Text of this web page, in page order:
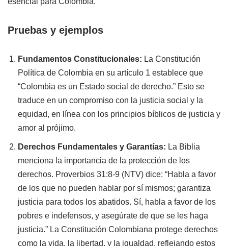
Pruebas y ejemplos
Fundamentos Constitucionales: La Constitución
Política de Colombia en su artículo 1 establece que
“Colombia es un Estado social de derecho.” Esto se
traduce en un compromiso con la justicia social y la
equidad, en línea con los principios bíblicos de justicia y
amor al prójimo.
Derechos Fundamentales y Garantías: La Biblia
menciona la importancia de la protección de los
derechos. Proverbios 31:8-9 (NTV) dice: “Habla a favor
de los que no pueden hablar por sí mismos; garantiza
justicia para todos los abatidos. Sí, habla a favor de los
pobres e indefensos, y asegúrate de que se les haga
justicia.” La Constitución Colombiana protege derechos
como la vida, la libertad, y la igualdad, reflejando estos